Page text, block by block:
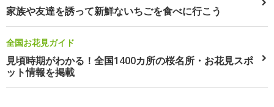
家族や友達を誘って新鮮ないちごを食べに行こう
全国お花見ガイド
見頃時期がわかる！全国1400カ所の桜名所・お花見スポ
ット情報を掲載